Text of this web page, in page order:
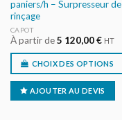
paniers/h – Surpresseur de
rinçage
CAPOT
À partir de5 120,00€ HT
CHOIX DES OPTIONS
AJOUTER AU DEVIS